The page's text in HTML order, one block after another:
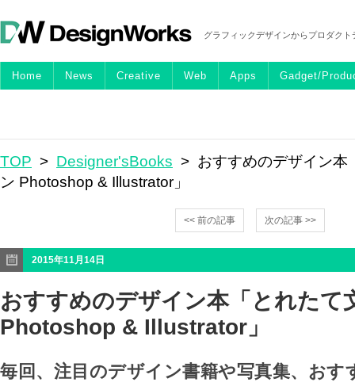
グラフィックデザインからプロダク
Home News Creative Web Apps Gadget/
TOP > Designer'sBooks > おすすめのデザイン本
ン Photoshop & Illustrator」
<< 前の記事 次の記事 >>
2015年11月14日
おすすめのデザイン本「とれたて
Photoshop & Illustrator」
毎回、注目のデザイン書籍や写真集、おす